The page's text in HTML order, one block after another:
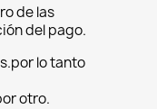
de las
del pago.
lo tanto
otro.